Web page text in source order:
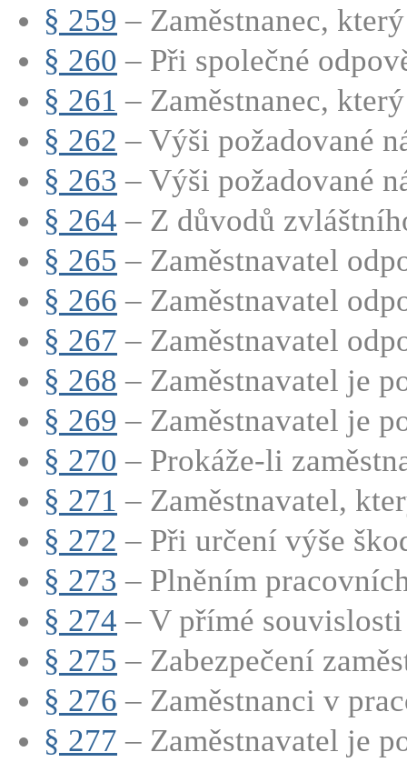
§ 259 – Zaměstnanec,
§ 260 – Při společné
§ 261 – Zaměstnanec,
§ 262 – Výši požadované
§ 263 – Výši požadované
§ 264 – Z důvodů
§ 265 – Zaměstnavatel
§ 266 – Zaměstnavatel
§ 267 – Zaměstnavatel
§ 268 – Zaměstnavatel je
§ 269 – Zaměstnavatel je
§ 270 – Prokáže-li
§ 271 – Zaměstnavatel,
§ 272 – Při určení výše
§ 273 – Plněním
§ 274 – V přímé
§ 275 – Zabezpečení
§ 276 – Zaměstnanci v
§ 277 – Zaměstnavatel je